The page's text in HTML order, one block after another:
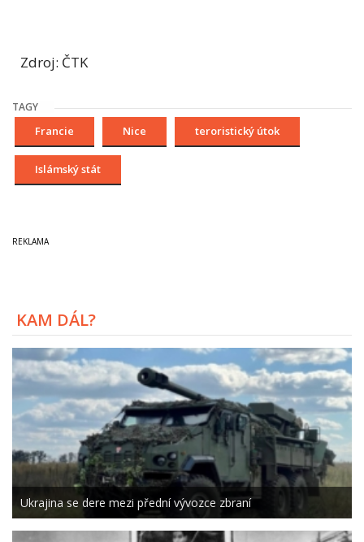
Zdroj: ČTK
TAGY
Francie Nice teroristický útok
Islámský stát
KAM DÁL?
Ukrajina se dere mezi přední vývozce zbraní